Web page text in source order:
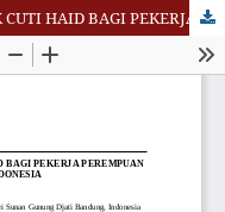
PERLINDUNGAN HUKUM ATAS HAK CUTI HAID BAGI PEKERJA PEREMPUAN DALAM REGULASI KETENAGAKERJAAN DI INDONESIA